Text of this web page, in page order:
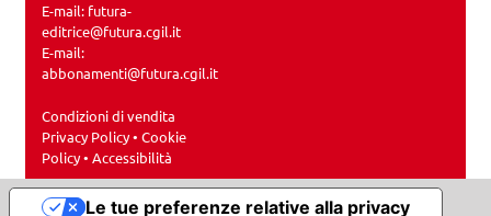
E-mail: futura-
editrice@futura.cgil.it
E-mail:
abbonamenti@futura.cgil.it
Condizioni di vendita
Privacy Policy•Cookie
Policy•Accessibilità
Le tue preferenze relative alla privacy